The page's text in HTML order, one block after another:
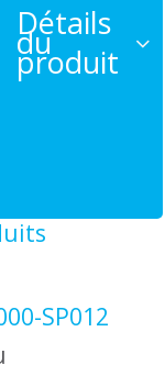
Détails
du
produit
SP012